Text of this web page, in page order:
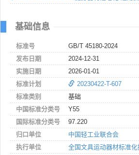
基础信息
标准号
GB/T 45180-2024
发布日期
2024-12-31
实施日期
2026-01-01
标准计划
20230422-T-607
标准类别
基础
中国标准分类号
Y55
国际标准分类号
97.220
归口单位
中国轻工业联合会
执行单位
全国文具运动器材标准